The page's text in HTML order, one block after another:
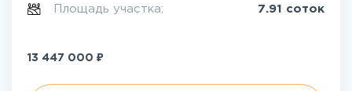
Площадь участка: 7.91 соток
13 447 000 ₽